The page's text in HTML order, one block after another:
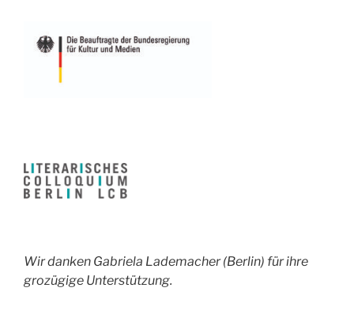
Wir danken Gabriela Lademacher (Berlin) für ihre
grozügige Unterstützung.